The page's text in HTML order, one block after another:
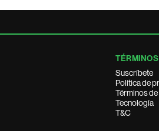
TÉRMINOS
Suscríbete
Política de
Términos
Tecnología
T&C